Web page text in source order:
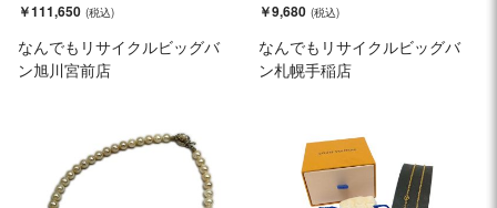
￥111,650
なんでもリサイクルビッグバ
ン旭川宮前店
￥9,680
なんでもリサイクルビッグバ
ン札幌手稲店